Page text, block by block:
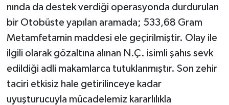
nında da destek verdiği operasyonda durdurulan
bir Otobüste yapılan aramada; 533,68 Gram
Metamfetamin maddesi ele geçirilmiştir. Olay ile
ilgili olarak gözaltına alınan N.Ç. isimli şahıs sevk
edildiği adli makamlarca tutuklanmıştır. Son zehir
taciri etkisiz hale getirilinceye kadar
uyuşturucuyla mücadelemiz kararlılıkla